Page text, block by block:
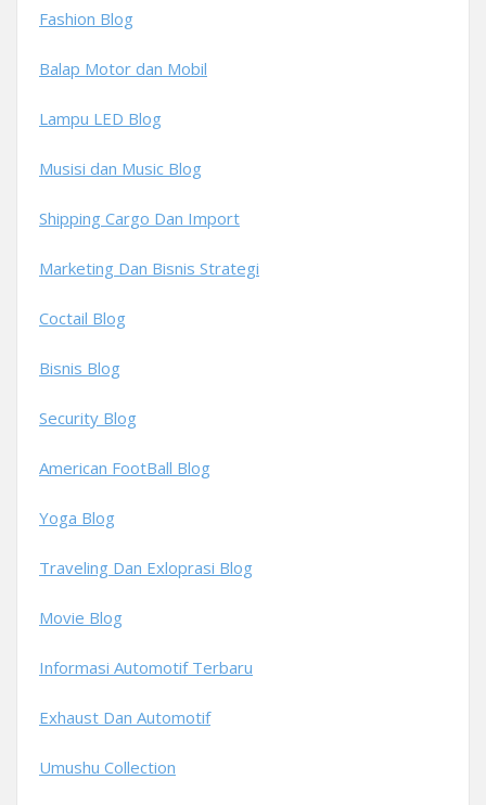
Fashion Blog
Balap Motor dan Mobil
Lampu LED Blog
Musisi dan Music Blog
Shipping Cargo Dan Import
Marketing Dan Bisnis Strategi
Coctail Blog
Bisnis Blog
Security Blog
American FootBall Blog
Yoga Blog
Traveling Dan Exloprasi Blog
Movie Blog
Informasi Automotif Terbaru
Exhaust Dan Automotif
Umushu Collection